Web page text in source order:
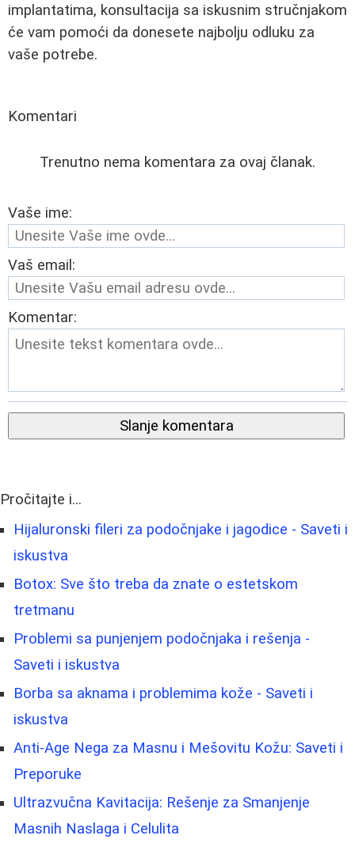
implantatima, konsultacija sa iskusnim stručnjakom
će vam pomoći da donesete najbolju odluku za
vaše potrebe.
Komentari
Trenutno nema komentara za ovaj članak.
Vaše ime:
Vaš email:
Komentar:
Slanje komentara
Pročitajte i...
Hijaluronski fileri za podočnjake i jagodice - Saveti i
iskustva
Botox: Sve što treba da znate o estetskom
tretmanu
Problemi sa punjenjem podočnjaka i rešenja -
Saveti i iskustva
Borbа sa aknama i problemima kože - Saveti i
iskustva
Anti-Age Nega za Masnu i Mešovitu Kožu: Saveti i
Preporuke
Ultrazvučna Kavitacija: Rešenje za Smanjenje
Masnih Naslaga i Celulita